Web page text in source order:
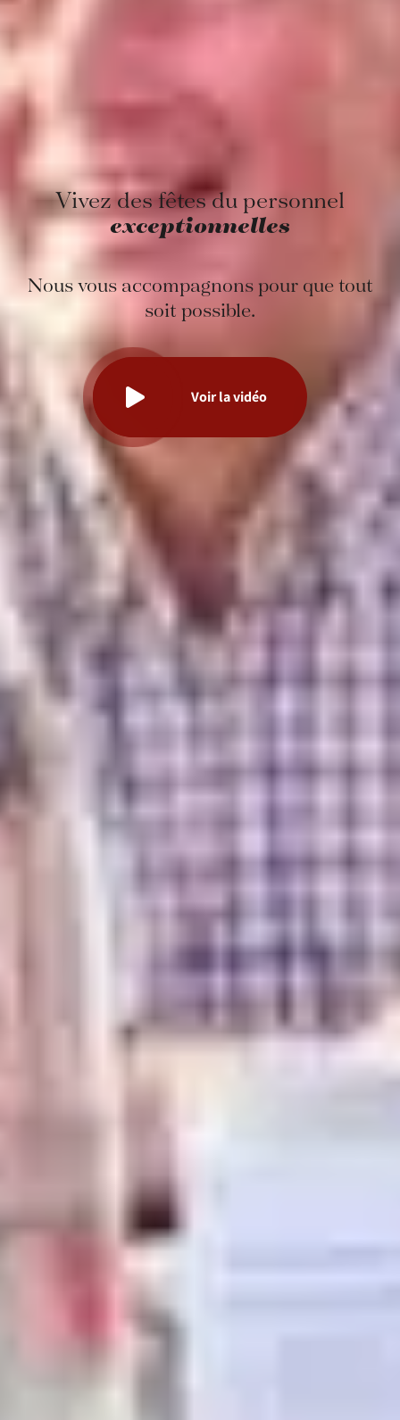
Vivez des fêtes du personnel
exceptionnelles
Nous vous accompagnons pour que tout
soit possible.
Voir la vidéo